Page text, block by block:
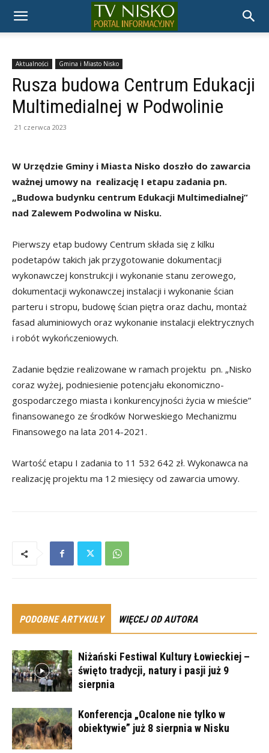
TELEWIZJA
NISKO
Aktualności Gmina i Miasto Nisko
Rusza budowa Centrum Edukacji
Multimedialnej w Podwolinie
21 czerwca 2023
W Urzędzie Gminy i Miasta Nisko doszło do zawarcia
ważnej umowy na realizację I etapu zadania pn.
„Budowa budynku centrum Edukacji Multimedialnej”
nad Zalewem Podwolina w Nisku.
Pierwszy etap budowy Centrum składa się z kilku
podetapów takich jak przygotowanie dokumentacji
wykonawczej konstrukcji i wykonanie stanu zerowego,
dokumentacji wykonawczej instalacji i wykonanie ścian
parteru i stropu, budowę ścian piętra oraz dachu, montaż
fasad aluminiowych oraz wykonanie instalacji elektrycznych
i robót wykończeniowych.
Zadanie będzie realizowane w ramach projektu pn. „Nisko
coraz wyżej, podniesienie potencjału ekonomiczno-
gospodarczego miasta i konkurencyjności życia w mieście”
finansowanego ze środków Norweskiego Mechanizmu
Finansowego na lata 2014-2021.
Wartość etapu I zadania to 11 532 642 zł. Wykonawca na
realizację projektu ma 12 miesięcy od zawarcia umowy.
PODOBNE ARTYKUŁY WIĘCEJ OD AUTORA
Niżański Festiwal Kultury Łowieckiej –
święto tradycji, natury i pasji już 9
sierpnia
Konferencja „Ocalone nie tylko w
obiektywie” już 8 sierpnia w Nisku